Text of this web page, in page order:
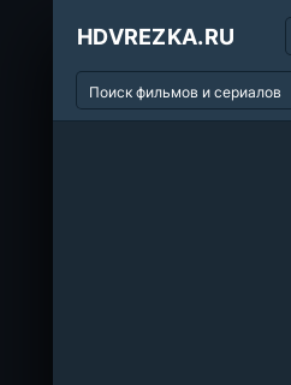
HDVREZKA.RU